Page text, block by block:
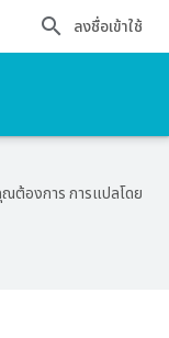
ลงชื่อเข้าใช้
ณต้องการ การแปลโดย